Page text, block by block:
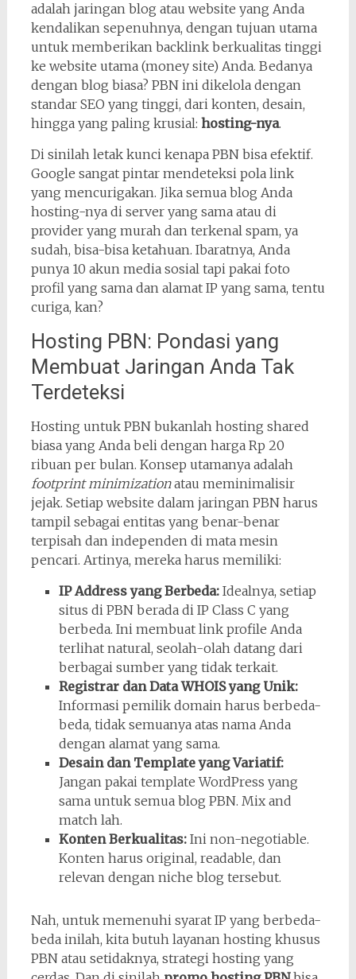
adalah jaringan blog atau website yang Anda
kendalikan sepenuhnya, dengan tujuan utama
untuk memberikan backlink berkualitas tinggi
ke website utama (money site) Anda. Bedanya
dengan blog biasa? PBN ini dikelola dengan
standar SEO yang tinggi, dari konten, desain,
hingga yang paling krusial: hosting-nya.
Di sinilah letak kunci kenapa PBN bisa efektif.
Google sangat pintar mendeteksi pola link
yang mencurigakan. Jika semua blog Anda
hosting-nya di server yang sama atau di
provider yang murah dan terkenal spam, ya
sudah, bisa-bisa ketahuan. Ibaratnya, Anda
punya 10 akun media sosial tapi pakai foto
profil yang sama dan alamat IP yang sama, tentu
curiga, kan?
Hosting PBN: Pondasi yang
Membuat Jaringan Anda Tak
Terdeteksi
Hosting untuk PBN bukanlah hosting shared
biasa yang Anda beli dengan harga Rp 20
ribuan per bulan. Konsep utamanya adalah
footprint minimizationatau meminimalisir
jejak. Setiap website dalam jaringan PBN harus
tampil sebagai entitas yang benar-benar
terpisah dan independen di mata mesin
pencari. Artinya, mereka harus memiliki:
IP Address yang Berbeda:Idealnya, setiap
situs di PBN berada di IP Class C yang
berbeda. Ini membuat link profile Anda
terlihat natural, seolah-olah datang dari
berbagai sumber yang tidak terkait.
Registrar dan Data WHOIS yang Unik:
Informasi pemilik domain harus berbeda-
beda, tidak semuanya atas nama Anda
dengan alamat yang sama.
Desain dan Template yang Variatif:
Jangan pakai template WordPress yang
sama untuk semua blog PBN. Mix and
match lah.
Konten Berkualitas:Ini non-negotiable.
Konten harus original, readable, dan
relevan dengan niche blog tersebut.
Nah, untuk memenuhi syarat IP yang berbeda-
beda inilah, kita butuh layanan hosting khusus
PBN atau setidaknya, strategi hosting yang